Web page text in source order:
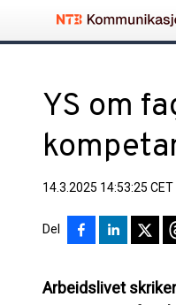
YS om
14.3.2025 14:53:25 CET
Del
Arbeidslivet